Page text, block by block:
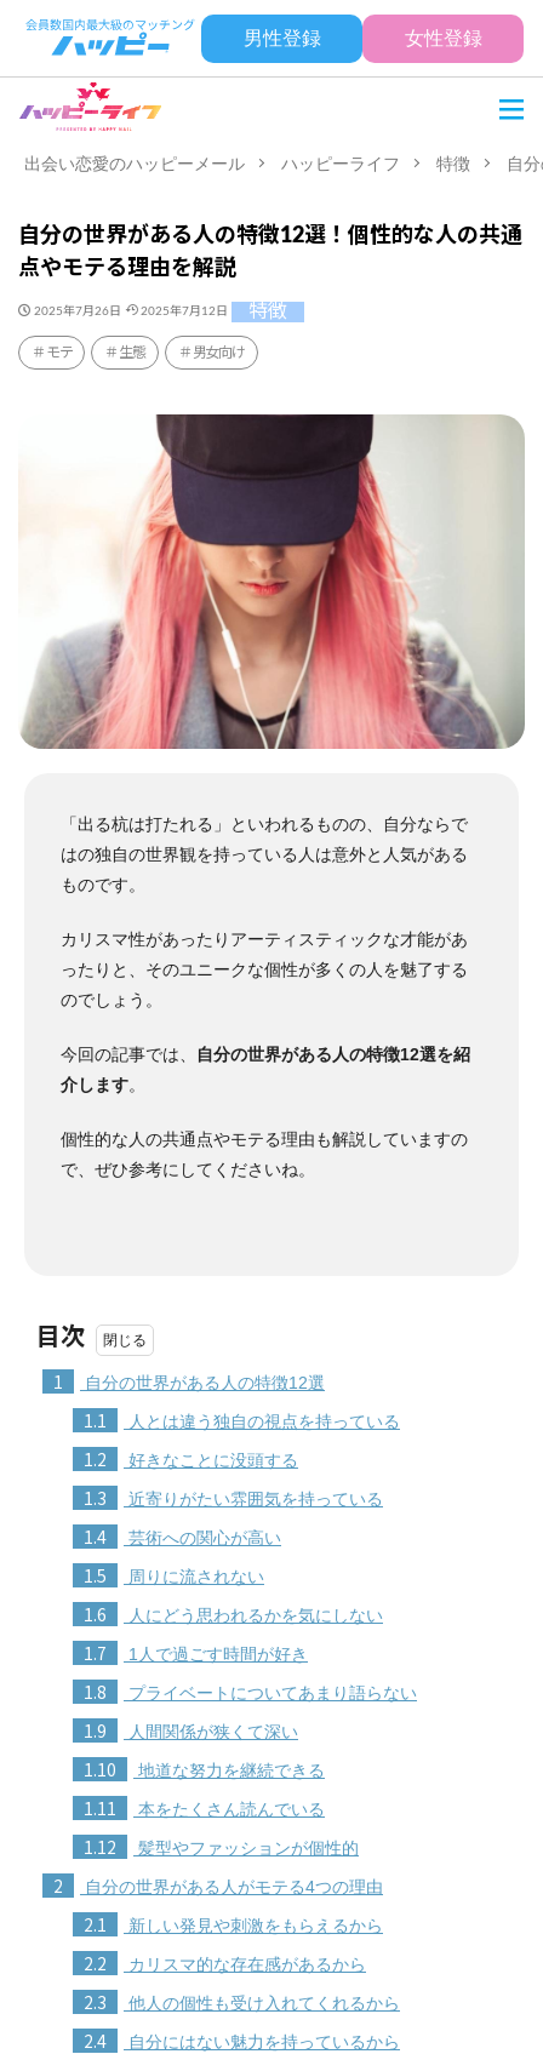
男性登録 女性登録
出会い恋愛のハッピーメール ハッピーライフ 特徴 自
自分の世界がある人の特徴12選！個性的な人の共通
点やモテる理由を解説
2025年7月26日 2025年7月12日 特徴
モテ 生態 男女向け
「出る杭は打たれる」といわれるものの、自分ならで
はの独自の世界観を持っている人は意外と人気がある
ものです。
カリスマ性があったりアーティスティックな才能があ
ったりと、そのユニークな個性が多くの人を魅了する
のでしょう。
今回の記事では、
自分の世界がある人の特徴12選を紹
介します。
個性的な人の共通点やモテる理由も解説していますの
で、ぜひ参考にしてくださいね。
目次
1 自分の世界がある人の特徴12選
1.1 人とは違う独自の視点を持っている
1.2 好きなことに没頭する
1.3 近寄りがたい雰囲気を持っている
1.4 芸術への関心が高い
1.5 周りに流されない
1.6 人にどう思われるかを気にしない
1.7 1人で過ごす時間が好き
1.8 プライベートについてあまり語らない
1.9 人間関係が狭くて深い
1.10 地道な努力を継続できる
1.11 本をたくさん読んでいる
1.12 髪型やファッションが個性的
2 自分の世界がある人がモテる4つの理由
2.1 新しい発見や刺激をもらえるから
2.2 カリスマ的な存在感があるから
2.3 他人の個性も受け入れてくれるから
2.4 自分にはない魅力を持っているから